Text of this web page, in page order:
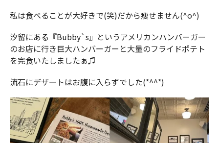
私は食べることが大好きで(笑)だから痩せません(^o^)
汐留にある『Bubby`s』というアメリカンハンバーガー
のお店に行き巨大ハンバーガーと大量のフライドポテト
を完食いたしましたぁ♫
流石にデザートはお腹に入らずでした(*^^*)